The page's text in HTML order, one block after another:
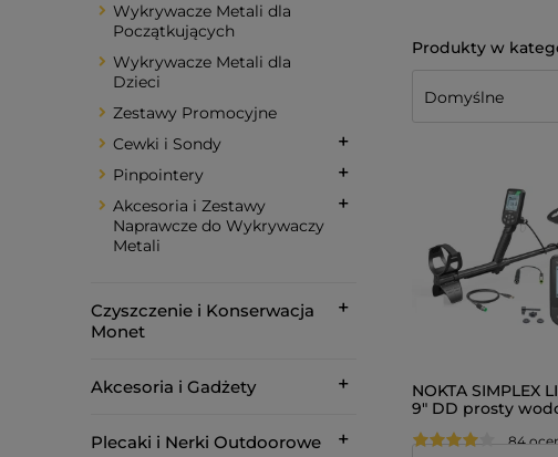
Wykrywacze Metali dla
Początkujących
Wykrywacze Metali dla
Dzieci
Zestawy Promocyjne
Cewki i Sondy
Pinpointery
Akcesoria i Zestawy
Naprawcze do Wykrywaczy
Metali
Czyszczenie i Konserwacja
Monet
Akcesoria i Gadżety
Plecaki i Nerki Outdoorowe
NOKTA SIMPLEX
9" DD prosty
Metalu
84